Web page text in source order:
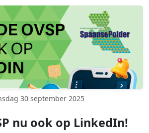
30 september 2025
nu ook op LinkedIn!